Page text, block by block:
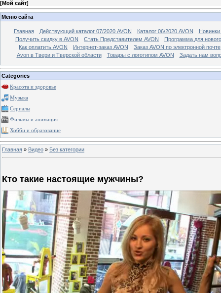
[Мой сайт]
Меню сайта
Главная Действующий каталог 07/2020 AVON Каталог 06/2020 AVON
Новинки
Получить скидку в AVON
Стать Представителем AVON
Программа для
Как оплатить AVON
Интернет-заказ AVON
Заказ AVON по электронной почте
Avon в Твери и Тверской области
Товары с логотипом AVON Задать нам
Categories
Красота и здоровье
Музыка
Сериалы
Фильмы и анимация
Хобби и образование
Главная » Видео » Без категории
Кто такие настоящие мужчины?